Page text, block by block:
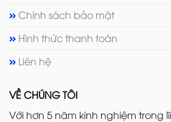
Chính sách bảo mật
Hình thức thanh toán
Liên hệ
VỀ CHÚNG TÔI
Với hơn 5 năm kinh nghiệm trong